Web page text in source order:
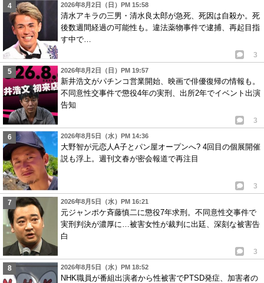
2026年8月2日（日）PM 15:58
清水アキラの三男・清水良太郎が急死、死因は自殺か。死
後数週間経過の可能性も。違法薬物事件で逮捕、再起目指
す中で…
3
2026年8月2日（日）PM 19:57
新井浩文がパチンコ営業開始、映画で俳優復帰の情報も。
不同意性交事件で懲役4年の実刑、出所2年でイベント出演
告知
3
2026年8月5日（水）PM 14:36
大野智が元恋人A子とパン屋オープンへ? 4回目の個展開催
説も浮上。週刊文春が密会報道で再注目
3
2026年8月5日（水）PM 16:21
元ジャンポケ斉藤慎二に懲役7年求刑。不同意性交事件で
実刑判決が濃厚に…被害女性が裁判に出廷、深刻な被害告
白
3
2026年8月5日（水）PM 18:52
NHK職員が番組出演者から性被害でPTSD発症、加害者の